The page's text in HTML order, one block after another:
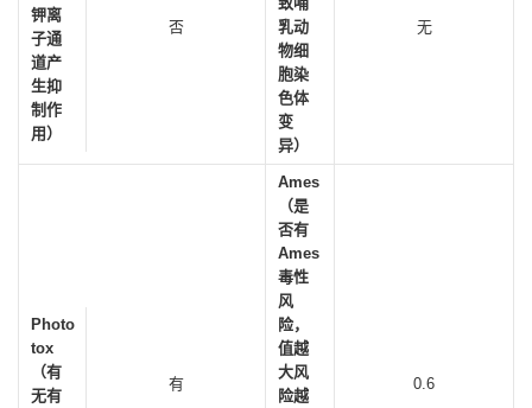
钾离
子通
道产
生抑
制作
用）
否
乳动
物细
胞染
色体
变
异）
无
Photo
tox
（有
无有
有
Ames
（是
否有
Ames
毒性
风
险，
值越
大风
险越
0.6